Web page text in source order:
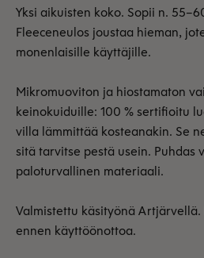
Yksi aikuisten koko. Sopii n.
Fleeceneulos joustaa hieman,
monenlaisille käyttäjille.
Mikromuoviton ja hiostamaton
keinokuiduille: 100 % sertifioitu
villa lämmittää kosteanakin. Se
sitä tarvitse pestä usein. Puhdas
paloturvallinen materiaali.
Valmistettu käsityönä Artjärvellä.
ennen käyttöönottoa.